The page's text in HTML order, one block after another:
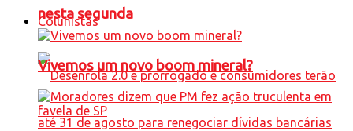
nesta segunda
Colunistas
Vivemos um novo boom mineral?